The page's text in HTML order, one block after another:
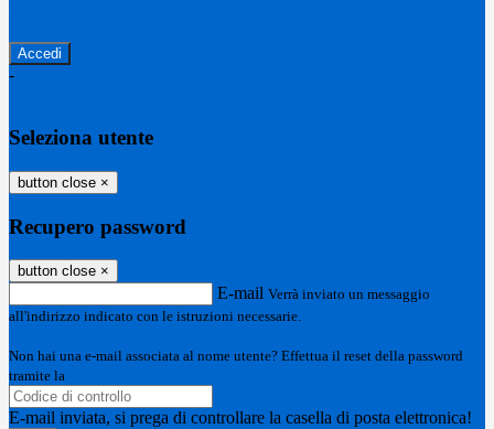
-
Seleziona utente
button close ×
Recupero password
button close ×
E-mail Verrà inviato un messaggio
all'indirizzo indicato con le istruzioni necessarie.
Non hai una e-mail associata al nome utente? Effettua il reset della password
tramite la
E-mail inviata, si prega di controllare la casella di posta elettronica!